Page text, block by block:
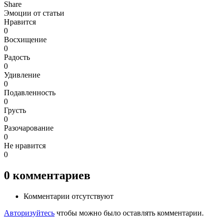
Share
Эмоции от статьи
Нравится
0
Восхищение
0
Радость
0
Удивление
0
Подавленность
0
Грусть
0
Разочарование
0
Не нравится
0
0 комментариев
Комментарии отсутствуют
Авторизуйтесь чтобы можно было оставлять комментарии.